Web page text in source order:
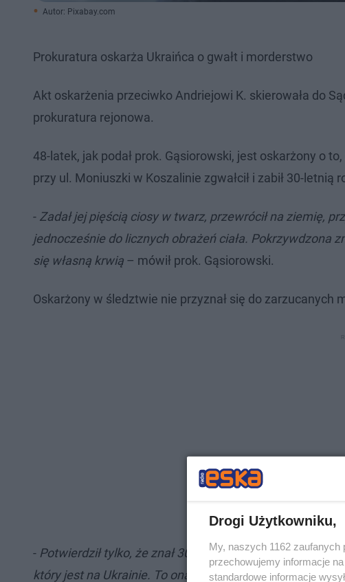
Autor: Pixabay.com
Prokuratura oskarża Ukraińca o gwałt i morderstwo
Akt oskarżenia przeciwko Andriejowi K. skierowała do
prokuratura rejonowa.
48-latek, jak podał prok. Gąsiorowski, jest oskarżony o
przy ul. Moniuszki w Koszalinie zgwałcił i zabił 30-letnią
- Zadał jej pięścią ciosy w twarz, przewrócił na ziemię,
jednocześnie do licznych obrażeń ciała. Pokrzywdzona
się własną krwią – mówił prok. Gąsiorowski.
Oskarżony w śledztwie nie przyznał się do zarzucanych
- Potwierdził tylko, że znał 30-latkę, która od kilku lat
który jest na Ukrainie. To ona miała pomagać
Drogi Użytkowniku,
My, naszych 1162
przechowujemy informacje
standardowe informacje